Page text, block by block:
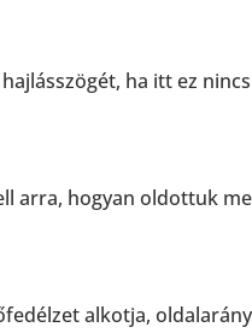
ha itt ez
arra, hogyan oldottuk
alkotja,